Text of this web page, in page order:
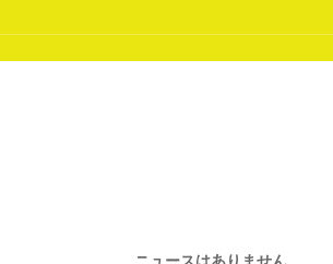
ニュースはありません。